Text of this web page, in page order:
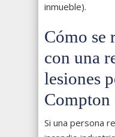
inmueble).
Cómo se
con una
lesiones
Compton
Si una persona